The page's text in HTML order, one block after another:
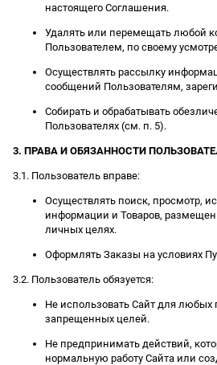
настоящего Соглашения.
Удалять или перемещать любой
Пользователем, по своему
Осуществлять рассылку
сообщений Пользователям,
Собирать и обрабатывать
Пользователях (см. п. 5).
3. ПРАВА И ОБЯЗАННОСТИ
3.1. Пользователь вправе:
Осуществлять поиск, просмотр,
информации и Товаров,
личных целях.
Оформлять Заказы на условиях
3.2. Пользователь обязуется:
Не использовать Сайт для любых
запрещенных целей.
Не предпринимать действий,
нормальную работу Сайта или